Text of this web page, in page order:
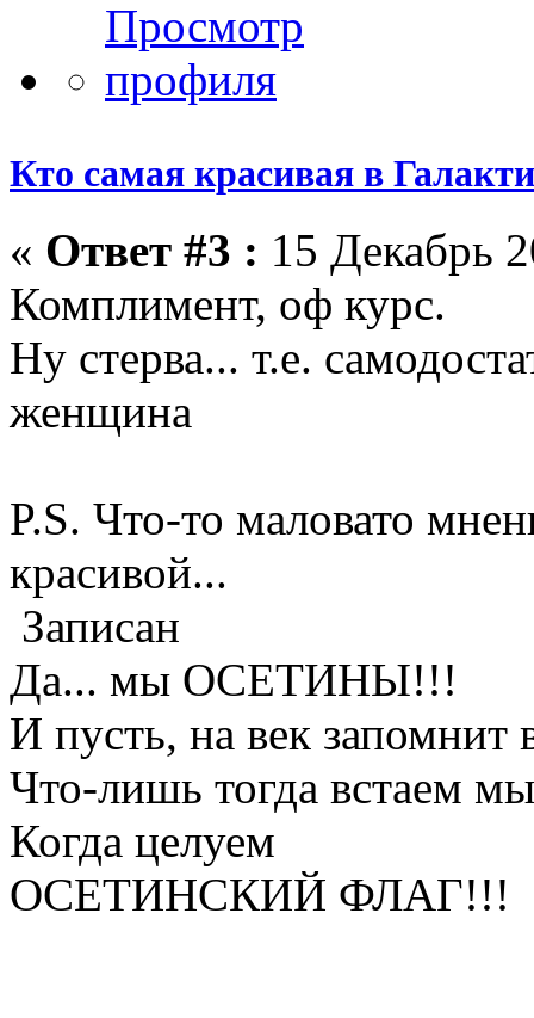
Кто самая красивая в
« Ответ #3 : 15 Декабрь
Комплимент, оф курс.
Ну стерва... т.е.
женщина
P.S. Что-то маловато
красивой...
Записан
Да... мы ОСЕТИНЫ!!!
И пусть, на век запомнит
Что-лишь тогда встаем
Когда целуем
ОСЕТИНСКИЙ ФЛАГ!!!